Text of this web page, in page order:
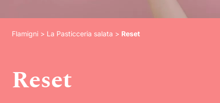
Flamigni > La Pasticceria salata > Reset
Reset